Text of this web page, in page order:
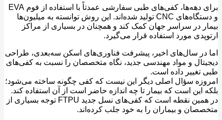
برای دهه‌ها، کفی‌های طبی سفارشی عمدتاً با استفاده از فوم EVA
و دستگاه‌های CNC تولید شده‌اند. این روش توانسته به میلیون‌ها
در سراسر جهان کمک کند و همچنان در بسیاری از مراکز
مورد استفاده قرار می‌گیرد.
در سال‌های اخیر، پیشرفت فناوری‌های اسکن سه‌بعدی، طراحی
و مواد مهندسی جدید، نگاه متخصصان را نسبت به کفی‌های
داده است.
سؤال اصلی دیگر این نیست که کفی چگونه ساخته می‌شود؛
این است که بیمار تا چه اندازه حاضر است از آن استفاده کند.
در همین نقطه است که کفی‌های نسل جدید FTPU توجه بسیاری از
و بیماران را به خود جلب کرده‌اند.